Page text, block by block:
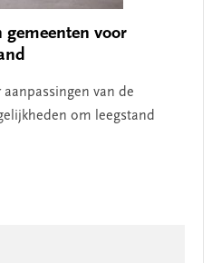
gemeenten voor
van de
om leegstand